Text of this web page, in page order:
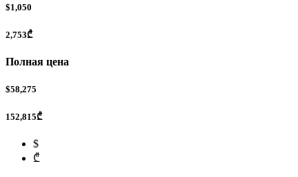
$1,050
2,753₾
Полная цена
$58,275
152,815₾
$
₾